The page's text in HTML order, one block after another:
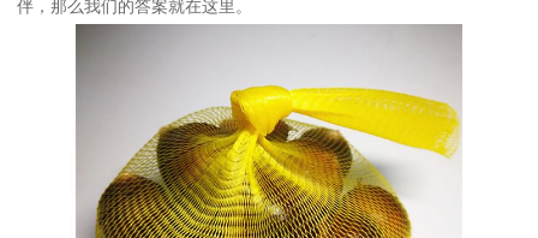
伴，那么我们的答案就在这里。